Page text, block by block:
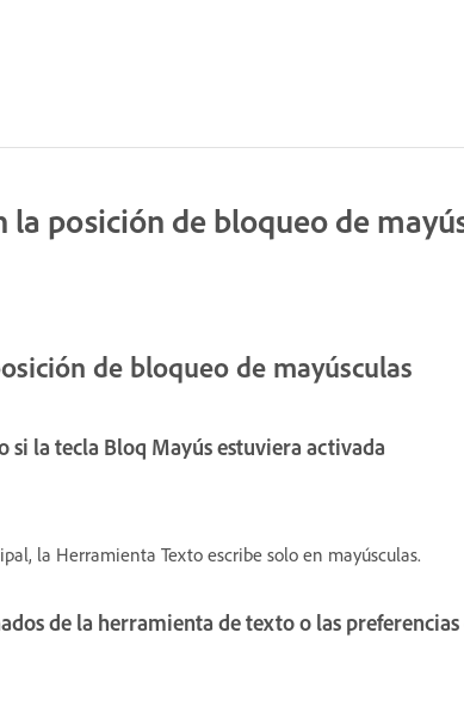
posición de bloqueo de
de bloqueo de mayúsculas
la tecla Bloq Mayús estuviera activada
la Herramienta Texto escribe solo en mayúsculas.
de la herramienta de texto o las